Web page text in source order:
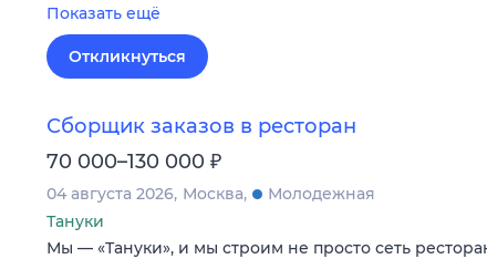
Показать ещё
Откликнуться
Сборщик заказов в ресторан
70 000–130 000 ₽
04 августа 2026 Москва
Молодежная
Тануки
Мы — «Тануки», и мы строим не просто сеть